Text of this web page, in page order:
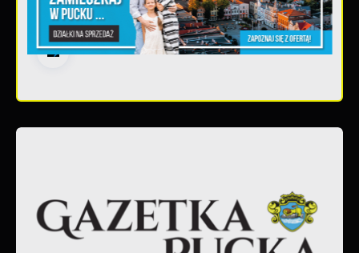
Gazetka Pucka nr 139/2026